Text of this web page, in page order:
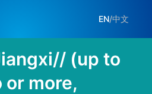
EN/中文
(up to
or more,